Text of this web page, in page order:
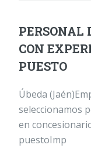
PERSONAL
CON
PUESTO
Úbeda
seleccionamos
en
puestoImp